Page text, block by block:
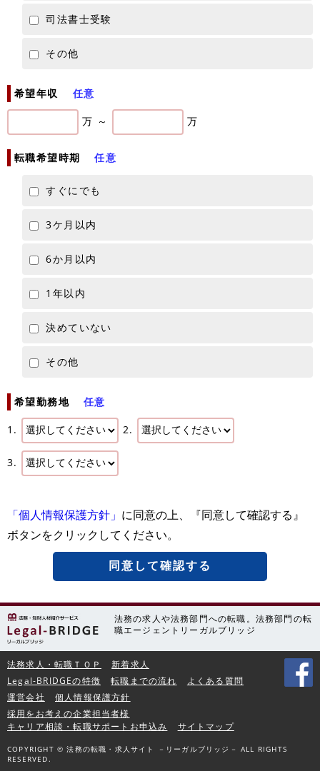
司法書士受験
その他
希望年収 任意
万 ～ 万
転職希望時期 任意
すぐにでも
3ケ月以内
6か月以内
1年以内
決めていない
その他
希望勤務地 任意
1. 2.
3.
「個人情報保護方針」 に同意の上、『同意して確認する』
ボタンをクリックしてください。
同意して確認する
法務の求人や法務部門への転職。法務部門の転
職エージェントリーガルブリッジ
法務求人・転職ＴＯＰ
新着求人
Legal-BRIDGEの特徴
転職までの流れ
よくある質問
運営会社
個人情報保護方針
採用をお考えの企業担当者様
キャリア相談・転職サポートお申込み
サイトマップ
COPYRIGHT © 法務の転職・求人サイト －リーガルブリッジ－ ALL RIGHTS
RESERVED.